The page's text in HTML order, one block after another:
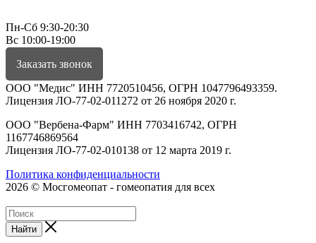
Пн-Сб 9:30-20:30
Вс 10:00-19:00
Заказать звонок
ООО "Медис" ИНН 7720510456, ОГРН 1047796493359.
Лицензия ЛО-77-02-011272 от 26 ноября 2020 г.
ООО "Вербена-Фарм" ИНН 7703416742, ОГРН
1167746869564
Лицензия ЛО-77-02-010138 от 12 марта 2019 г.
Политика конфиденциальности
2026 © Мосгомеопат - гомеопатия для всех
Найти